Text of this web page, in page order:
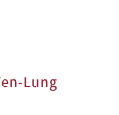
Lung